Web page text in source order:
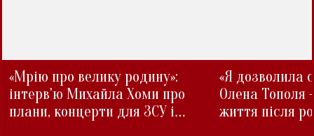
«Мрію про велику родину»:
інтерв'ю Михайла Хоми про
плани, концерти для ЗСУ і
«Я дозволила
Олена Тополя
життя після